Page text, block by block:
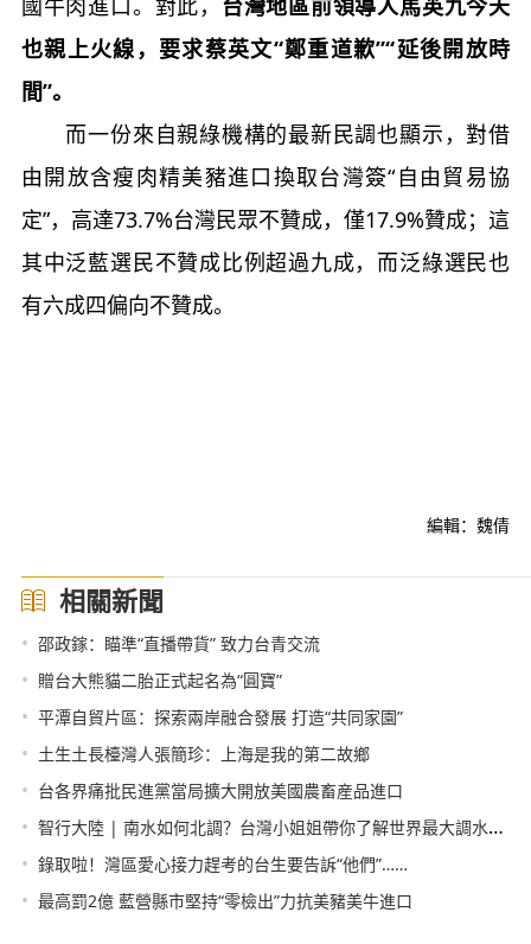
也親上火線，要求蔡英文“鄭重道歉”“延後開放時
間”。
而一份來自親綠機構的最新民調也顯示，對借
由開放含瘦肉精美豬進口換取台灣簽“自由貿易協
定”，高達73.7%台灣民眾不贊成，僅17.9%贊成；這
其中泛藍選民不贊成比例超過九成，而泛綠選民也
有六成四偏向不贊成。
編輯：魏倩
相關新聞
• 邵政鎵：瞄準“直播帶貨” 致力台青交流
• 贈台大熊貓二胎正式起名為“圓寶”
• 平潭自貿片區：探索兩岸融合發展 打造“共同家園”
• 土生土長檯灣人張簡珍：上海是我的第二故鄉
• 台各界痛批民進黨當局擴大開放美國農畜産品進口
• 智行大陸 | 南水如何北調？台灣小姐姐帶你了解世界最大調水工程
• 錄取啦！灣區愛心接力趕考的台生要告訴“他們”……
• 最高罰2億 藍營縣市堅持“零檢出”力抗美豬美牛進口